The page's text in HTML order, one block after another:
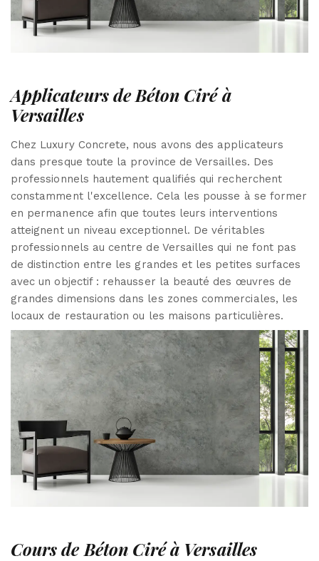
Applicateurs de Béton Ciré à
Versailles
Chez Luxury Concrete, nous avons des applicateurs
dans presque toute la province de Versailles. Des
professionnels hautement qualifiés qui recherchent
constamment l'excellence. Cela les pousse à se former
en permanence afin que toutes leurs interventions
atteignent un niveau exceptionnel. De véritables
professionnels au centre de Versailles qui ne font pas
de distinction entre les grandes et les petites surfaces
avec un objectif : rehausser la beauté des œuvres de
grandes dimensions dans les zones commerciales, les
locaux de restauration ou les maisons particulières.
Cours de Béton Ciré à Versailles